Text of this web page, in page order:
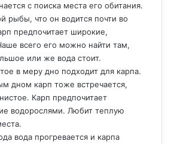
с поиска места его обитания.
рыбы, что он водится почти во
предпочитает широкие,
всего его можно найти там,
или же вода стоит.
в меру дно подходит для карпа.
дном карп тоже встречается,
Карп предпочитает
водорослями. Любит теплую
вода прогревается и карпа